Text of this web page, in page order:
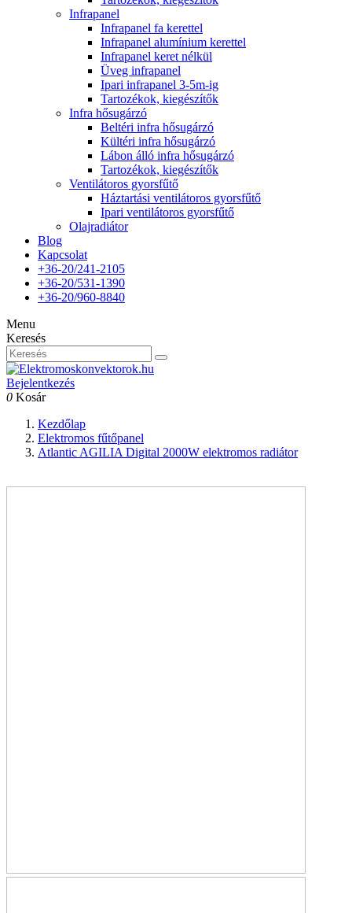
Infrapanel
Infrapanel fa kerettel
Infrapanel alumínium kerettel
Infrapanel keret nélkül
Üveg infrapanel
Ipari infrapanel 3-5m-ig
Tartozékok, kiegészítők
Infra hősugárzó
Beltéri infra hősugárzó
Kültéri infra hősugárzó
Lábon álló infra hősugárzó
Tartozékok, kiegészítők
Ventilátoros gyorsfűtő
Háztartási ventilátoros gyorsfűtő
Ipari ventilátoros gyorsfűtő
Olajradiátor
Blog
Kapcsolat
+36-20/241-2105
+36-20/531-1390
+36-20/960-8840
Menu
Keresés
Bejelentkezés
0 Kosár
Kezdőlap
Elektromos fűtőpanel
Atlantic AGILIA Digital 2000W elektromos radiátor